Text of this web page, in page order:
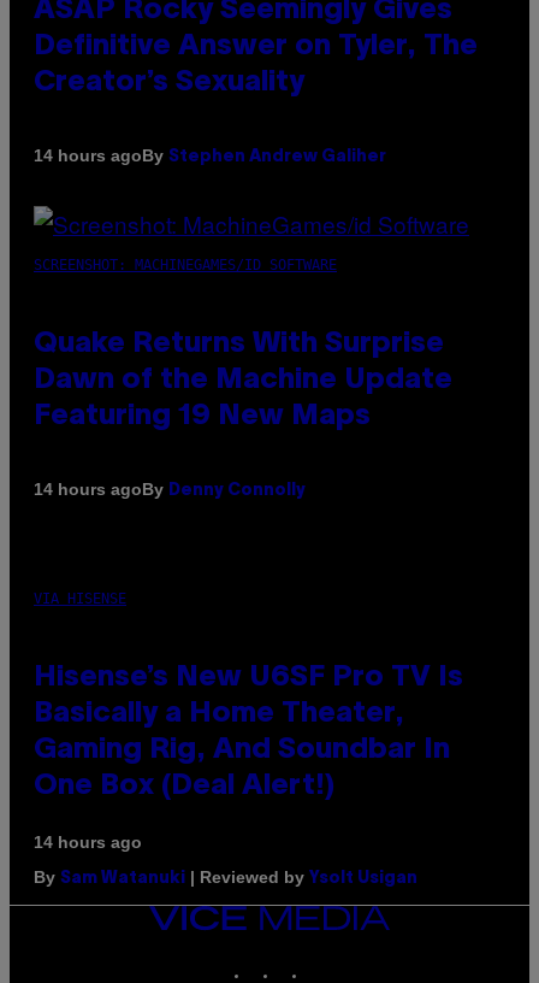
ASAP Rocky Seemingly Gives
Definitive Answer on Tyler, The
Creator’s Sexuality
14 hours agoBy Stephen Andrew Galiher
SCREENSHOT: MACHINEGAMES/ID SOFTWARE
Quake Returns With Surprise
Dawn of the Machine Update
Featuring 19 New Maps
14 hours agoBy Denny Connolly
VIA HISENSE
Hisense’s New U6SF Pro TV Is
Basically a Home Theater,
Gaming Rig, And Soundbar In
One Box (Deal Alert!)
14 hours ago
By Sam Watanuki | Reviewed by Ysolt Usigan
VICE
MEDIA